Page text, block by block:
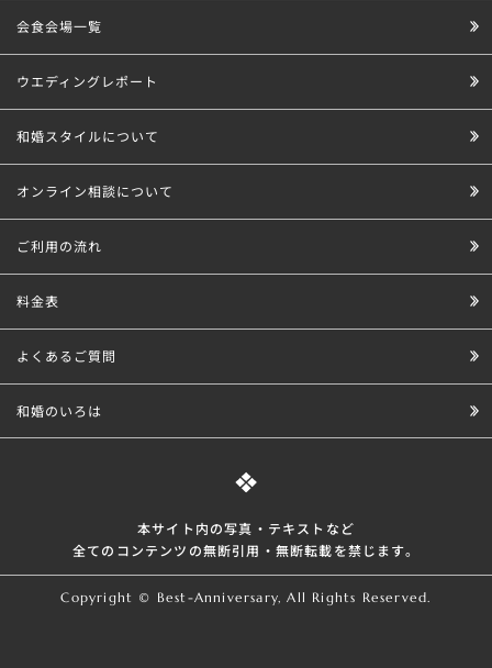
会食会場一覧
ウエディングレポート
和婚スタイルについて
オンライン相談について
ご利用の流れ
料金表
よくあるご質問
和婚のいろは
本サイト内の写真・テキストなど
全てのコンテンツの無断引⽤・無断転載を禁じます。
Copyright © Best-Anniversary, All Rights Reserved.